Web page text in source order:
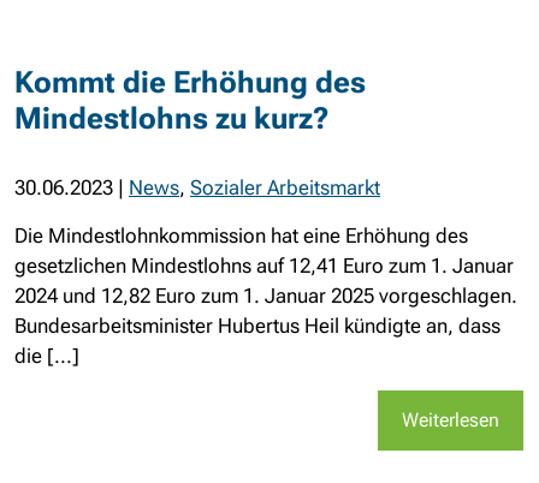
Kommt die Erhöhung des
Mindestlohns zu kurz?
30.06.2023 | News, Sozialer Arbeitsmarkt
Die Mindest­lohn­kommission hat eine Erhöhung des
gesetzlichen Mindest­lohns auf 12,41 Euro zum 1. Januar
2024 und 12,82 Euro zum 1. Januar 2025 vorgeschlagen.
Bundes­arbeits­minister Hubertus Heil kündigte an, dass
die [...]
Weiterlesen